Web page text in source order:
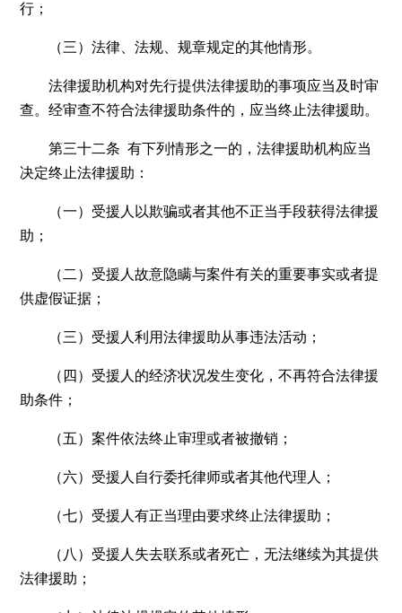
行；
（三）法律、法规、规章规定的其他情形。
法律援助机构对先行提供法律援助的事项应当及时审
查。经审查不符合法律援助条件的，应当终止法律援助。
第三十二条 有下列情形之一的，法律援助机构应当
决定终止法律援助：
（一）受援人以欺骗或者其他不正当手段获得法律援
助；
（二）受援人故意隐瞒与案件有关的重要事实或者提
供虚假证据；
（三）受援人利用法律援助从事违法活动；
（四）受援人的经济状况发生变化，不再符合法律援
助条件；
（五）案件依法终止审理或者被撤销；
（六）受援人自行委托律师或者其他代理人；
（七）受援人有正当理由要求终止法律援助；
（八）受援人失去联系或者死亡，无法继续为其提供
法律援助；